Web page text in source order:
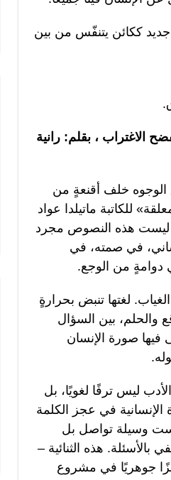
جديد ككائن يتنفّس من بين
، بقلم: رانية
خلف أقنعةٍ من
للكاتبة ماتيلدا عواد
ليست هذه النصوص مجرد
في صمته، في
دوامةٍ من الوجع.
لغتها تنبض بحرارةٍ
والحلم، بين السؤال
صورة الإنسان
ليس ترفًا لغويًا، بل
في عجز الكلمة
وسيلة تواصل بل
هذه الثنائية –
جوهريًا في مشروع